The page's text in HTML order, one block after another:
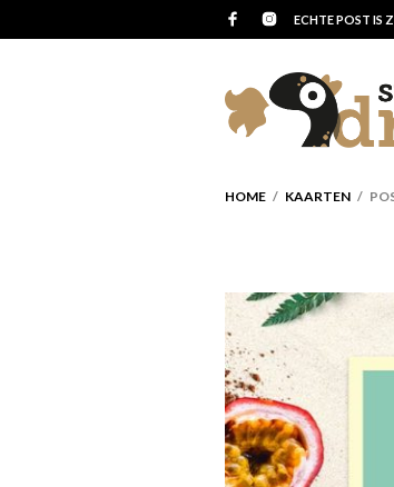
ECHTE POST IS
HOME / KAARTEN /